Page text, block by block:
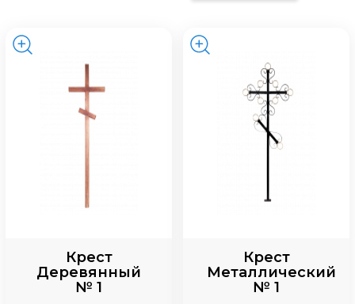
Крест
Деревянный
№ 1
Крест
Металлический
№ 1